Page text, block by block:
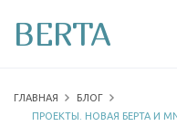
BERTA
ГЛАВНАЯ
БЛОГ
ПРОЕКТЫ. НОВАЯ БЕРТА И